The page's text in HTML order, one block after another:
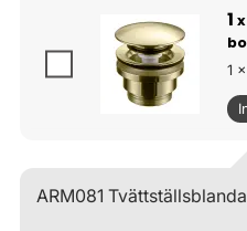
1
1
ARM081